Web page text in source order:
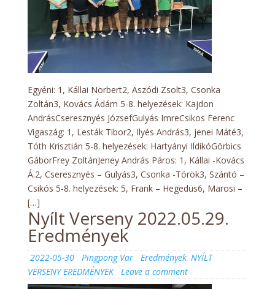
￼
Egyéni: 1, Kállai Norbert2, Aszódi Zsolt3, Csonka
Zoltán3, Kovács Ádám 5-8. helyezések: Kajdon
AndrásCseresznyés JózsefGulyás ImreCsikos Ferenc
Vigaszág: 1, Lesták Tibor2, Ilyés András3, jenei Máté3,
Tóth Krisztián 5-8. helyezések: Hartyányi IldikóGörbics
GáborFrey ZoltánJeney András Páros: 1, Kállai -Kovács
Á.2, Cseresznyés – Gulyás3, Csonka -Török3, Szántó –
Csikós 5-8. helyezések: 5, Frank – Hegedüs6, Marosi –
[…]
Nyílt Verseny 2022.05.29.
Eredmények
Posted
on
2022-05-30 Author
Pingpong Var Categories
Eredmények, NYÍLT
VERSENY EREDMÉNYEK
Leave a commenton
Nyílt